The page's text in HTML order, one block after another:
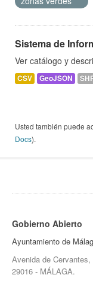
Sistema de
Ver catálogo y
CSV GeoJSON
Usted también puede
Docs).
Gobierno Abierto
Ayuntamiento de
Avenida de Cervantes,
29016 - MÁLAGA.